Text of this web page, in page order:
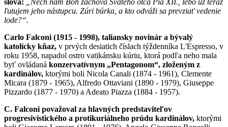
slová:
„Nech nám Boh zachová Svätého otca Pia XII., lebo už teraz
ľutujem jeho nástupcu. Zúri búrka, a kto odváži sa prevziať vedenie
lode?“.
Carlo Falconi (1915 - 1998), taliansky novinár a bývalý
katolícky kňaz, v prvých desiatich číslach týždenníka L'Espresso, v
roku 1958, napadol ostro vatikánsku kúriu, ktorá podľa neho mala
byť ovládaná konzervatívnym „Pentagonom“, zloženým z
kardinálov, ktorými boli Nicola Canali (1874 - 1961), Clemente
Micara (1879 - 1965), Alfredo Ottaviani (1890 - 1979), Giuseppe
Pizzardo (1877 - 1970) a Adeato Piazza (1884 - 1957).
C. Falconi považoval za hlavných predstaviteľov
progresivistického a protikuriálneho prúdu kardinálov, ktorými